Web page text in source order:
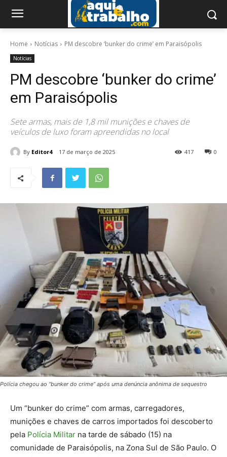
Home Notícias PM descobre ‘bunker do crime’ em Paraisópolis
Notícias
PM descobre ‘bunker do crime’
em Paraisópolis
Sete armas, mais de 1,8 mil munições e chaves de
veículos de luxo foram apreendidas no local
By Editor4 17 de março de 2025 0
417
Polícia chegou ao “bunker do crime” após uma denúncia anônima de sequestro
Um “bunker do crime” com armas, carregadores,
munições e chaves de carros importados foi descoberto
pela Polícia Militar na tarde de sábado (15) na
comunidade de Paraisópolis, na Zona Sul de São Paulo. O